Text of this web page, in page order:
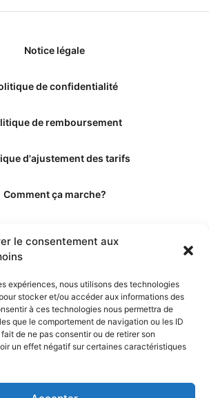
le consentement aux
expériences, nous utilisons des technologies
stocker et/ou accéder aux informations des
à ces technologies nous permettra de
que le comportement de navigation ou les ID
de ne pas consentir ou de retirer son
un effet négatif sur certaines caractéristiques
Notice légale
de confidentialité
de remboursement
d'ajustement des tarifs
Comment ça marche?
Les éditeurs
experts et collaborateurs